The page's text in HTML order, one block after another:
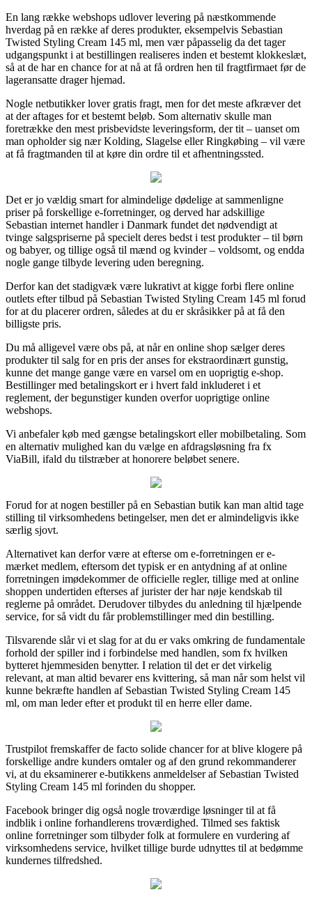
En lang række webshops udlover levering på næstkommende
hverdag på en række af deres produkter, eksempelvis Sebastian
Twisted Styling Cream 145 ml, men vær påpasselig da det tager
udgangspunkt i at bestillingen realiseres inden et bestemt klokkeslæt,
så at de har en chance for at nå at få ordren hen til fragtfirmaet før de
lageransatte drager hjemad.
Nogle netbutikker lover gratis fragt, men for det meste afkræver det
at der aftages for et bestemt beløb. Som alternativ skulle man
foretrække den mest prisbevidste leveringsform, der tit – uanset om
man opholder sig nær Kolding, Slagelse eller Ringkøbing – vil være
at få fragtmanden til at køre din ordre til et afhentningssted.
Det er jo vældig smart for almindelige dødelige at sammenligne
priser på forskellige e-forretninger, og derved har adskillige
Sebastian internet handler i Danmark fundet det nødvendigt at
tvinge salgspriserne på specielt deres bedst i test produkter – til børn
og babyer, og tillige også til mænd og kvinder – voldsomt, og endda
nogle gange tilbyde levering uden beregning.
Derfor kan det stadigvæk være lukrativt at kigge forbi flere online
outlets efter tilbud på Sebastian Twisted Styling Cream 145 ml forud
for at du placerer ordren, således at du er skråsikker på at få den
billigste pris.
Du må alligevel være obs på, at når en online shop sælger deres
produkter til salg for en pris der anses for ekstraordinært gunstig,
kunne det mange gange være en varsel om en uoprigtig e-shop.
Bestillinger med betalingskort er i hvert fald inkluderet i et
reglement, der begunstiger kunden overfor uoprigtige online
webshops.
Vi anbefaler køb med gængse betalingskort eller mobilbetaling. Som
en alternativ mulighed kan du vælge en afdragsløsning fra fx
ViaBill, ifald du tilstræber at honorere beløbet senere.
Forud for at nogen bestiller på en Sebastian butik kan man altid tage
stilling til virksomhedens betingelser, men det er almindeligvis ikke
særlig sjovt.
Alternativet kan derfor være at efterse om e-forretningen er e-
mærket medlem, eftersom det typisk er en antydning af at online
forretningen imødekommer de officielle regler, tillige med at online
shoppen undertiden efterses af jurister der har nøje kendskab til
reglerne på området. Derudover tilbydes du anledning til hjælpende
service, for så vidt du får problemstillinger med din bestilling.
Tilsvarende slår vi et slag for at du er vaks omkring de fundamentale
forhold der spiller ind i forbindelse med handlen, som fx hvilken
bytteret hjemmesiden benytter. I relation til det er det virkelig
relevant, at man altid bevarer ens kvittering, så man når som helst vil
kunne bekræfte handlen af Sebastian Twisted Styling Cream 145
ml, om man leder efter et produkt til en herre eller dame.
Trustpilot fremskaffer de facto solide chancer for at blive klogere på
forskellige andre kunders omtaler og af den grund rekommanderer
vi, at du eksaminerer e-butikkens anmeldelser af Sebastian Twisted
Styling Cream 145 ml forinden du shopper.
Facebook bringer dig også nogle troværdige løsninger til at få
indblik i online forhandlerens troværdighed. Tilmed ses faktisk
online forretninger som tilbyder folk at formulere en vurdering af
virksomhedens service, hvilket tillige burde udnyttes til at bedømme
kundernes tilfredshed.